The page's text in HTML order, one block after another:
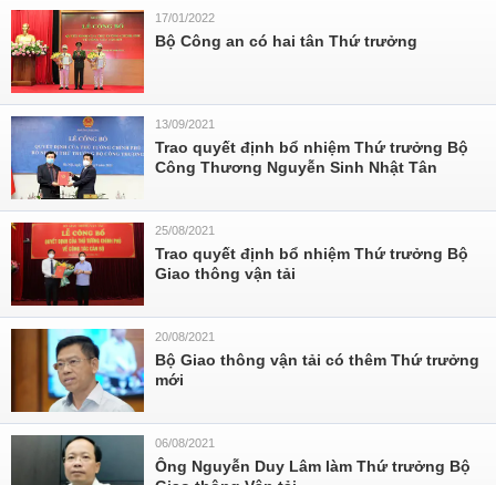
17/01/2022
Bộ Công an có hai tân Thứ trưởng
13/09/2021
Trao quyết định bổ nhiệm Thứ trưởng Bộ
Công Thương Nguyễn Sinh Nhật Tân
25/08/2021
Trao quyết định bổ nhiệm Thứ trưởng Bộ
Giao thông vận tải
20/08/2021
Bộ Giao thông vận tải có thêm Thứ trưởng
mới
06/08/2021
Ông Nguyễn Duy Lâm làm Thứ trưởng Bộ